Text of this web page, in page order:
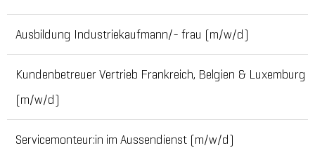
Ausbildung Industriekaufmann/- frau (m/w/d)
Kundenbetreuer Vertrieb Frankreich, Belgien & Luxemburg
(m/w/d)
Servicemonteur:in im Aussendienst (m/w/d)